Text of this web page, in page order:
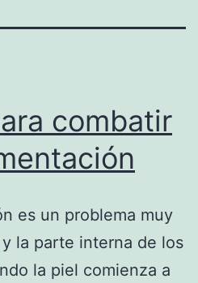
combatir
es un problema muy
la parte interna de los
la piel comienza a